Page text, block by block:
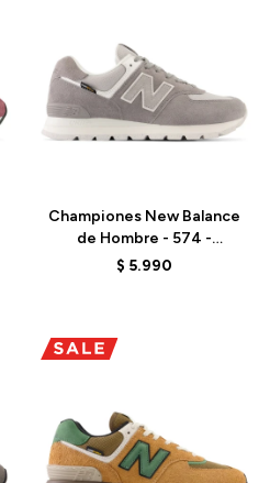
Championes New Balance
de Hombre - 574 -
ML574DO2 - ALLOY
$ 5.990